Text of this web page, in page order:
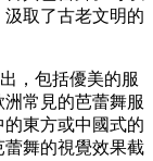
取了古老文明的
，包括優美的服
常見的芭蕾舞服
東方或中國式的
蕾舞的視覺效果截